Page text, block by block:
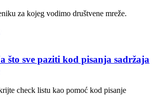
za kojeg vodimo društvene mreže.
što sve paziti kod pisanja sadržaja
check listu kao pomoć kod pisanje